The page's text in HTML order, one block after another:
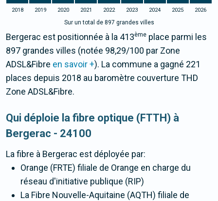
2018 2019 2020 2021 2022 2023 2024 2025 2026
Sur un total de 897 grandes villes
Bergerac est positionnée à la 413ème place parmi les
897 grandes villes (notée 98,29/100 par Zone
ADSL&Fibre en savoir +). La commune a gagné 221
places depuis 2018 au baromètre couverture THD
Zone ADSL&Fibre.
Qui déploie la fibre optique (FTTH) à
Bergerac - 24100
La fibre à Bergerac est déployée par:
Orange (FRTE) filiale de Orange en charge du
réseau d'initiative publique (RIP)
La Fibre Nouvelle-Aquitaine (AQTH) filiale de